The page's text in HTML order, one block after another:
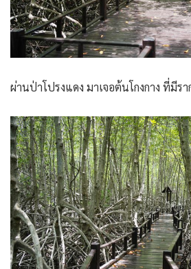
ผ่านป่าโปรงแดง มาเจอต้นโกงกาง ที่มีรา